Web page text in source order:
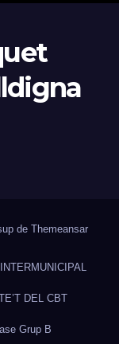
de Themeansar
DEL CBT
Grup B